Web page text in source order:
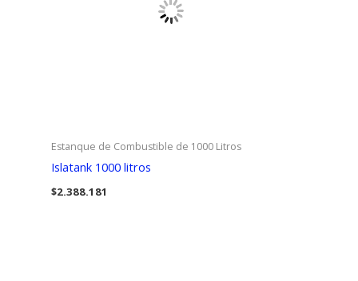
Estanque de Combustible de 1000 Litros
Islatank 1000 litros
$2.388.181